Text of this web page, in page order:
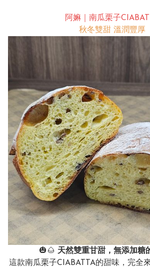
阿嫲｜南瓜栗子
秋冬雙甜 溫潤豐厚
🎃🌰 天然雙重甘甜，無添加糖
這款南瓜栗子CIABATTA的甜味，完全